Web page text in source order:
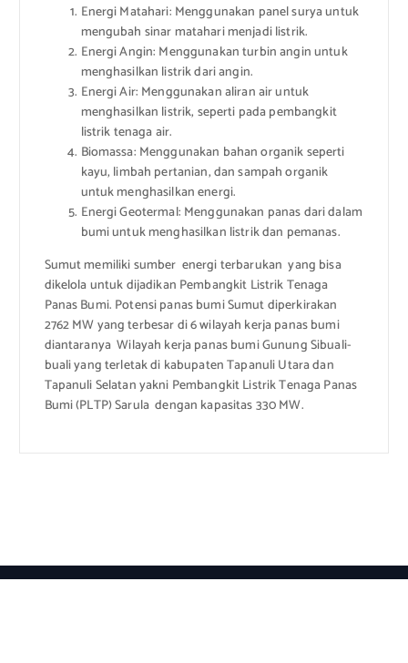
Energi Matahari: Menggunakan panel surya untuk
mengubah sinar matahari menjadi listrik.
Energi Angin: Menggunakan turbin angin untuk
menghasilkan listrik dari angin.
Energi Air: Menggunakan aliran air untuk
menghasilkan listrik, seperti pada pembangkit
listrik tenaga air.
Biomassa: Menggunakan bahan organik seperti
kayu, limbah pertanian, dan sampah organik
untuk menghasilkan energi.
Energi Geotermal: Menggunakan panas dari dalam
bumi untuk menghasilkan listrik dan pemanas.
Sumut memiliki sumber energi terbarukan yang bisa
dikelola untuk dijadikan Pembangkit Listrik Tenaga
Panas Bumi. Potensi panas bumi Sumut diperkirakan
2762 MW yang terbesar di 6 wilayah kerja panas bumi
diantaranya Wilayah kerja panas bumi Gunung Sibuali-
buali yang terletak di kabupaten Tapanuli Utara dan
Tapanuli Selatan yakni Pembangkit Listrik Tenaga Panas
Bumi (PLTP) Sarula dengan kapasitas 330 MW.